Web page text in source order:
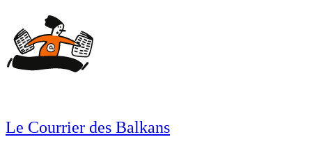
Le Courrier des Balkans